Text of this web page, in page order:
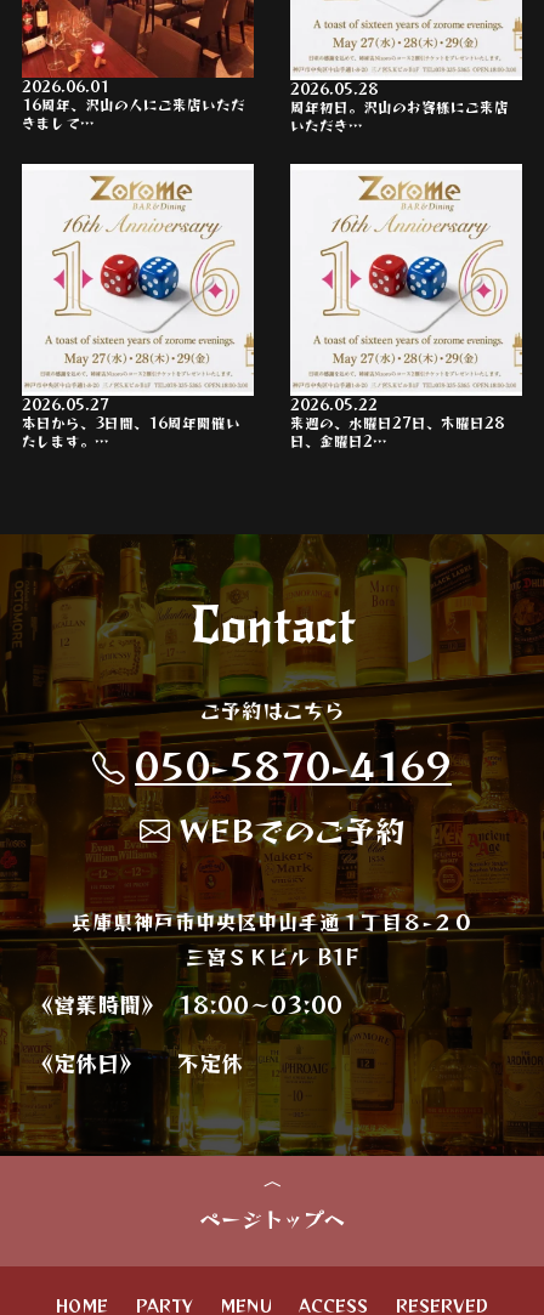
2026.06.01
16周年、沢山の人にご来店いただ
きまして…
2026.05.28
周年初日。沢山のお客様にご来店
いただき…
2026.05.27
本日から、3日間、16周年開催い
たします。…
2026.05.22
来週の、水曜日27日、木曜日28
日、金曜日2…
Contact
ご予約はこちら
050-5870-4169
WEBでのご予約
兵庫県神戸市中央区中山手通１丁目８−２０
三宮ＳＫビル B1F
《営業時間》
18:00～03:00
《定休日》
不定休
ページトップへ
HOME PARTY MENU ACCESS RESERVED